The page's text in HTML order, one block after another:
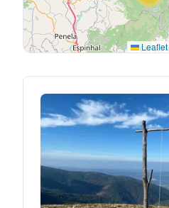
Leaflet